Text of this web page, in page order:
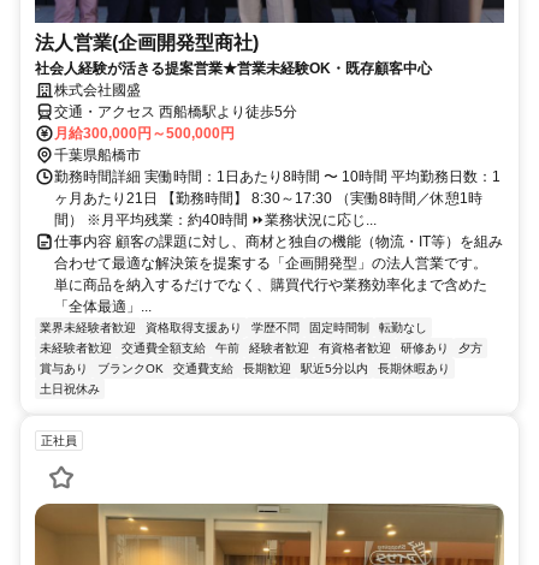
法人営業(企画開発型商社)
社会人経験が活きる提案営業★営業未経験OK・既存顧客中心
株式会社國盛
交通・アクセス 西船橋駅より徒歩5分
月給300,000円～500,000円
千葉県船橋市
勤務時間詳細 実働時間：1日あたり8時間 〜 10時間 平均勤務日数：1
ヶ月あたり21日 【勤務時間】 8:30～17:30 （実働8時間／休憩1時
間） ※月平均残業：約40時間 ⏩業務状況に応じ...
仕事内容 顧客の課題に対し、商材と独自の機能（物流・IT等）を組み
合わせて最適な解決策を提案する「企画開発型」の法人営業です。
単に商品を納入するだけでなく、購買代行や業務効率化まで含めた
「全体最適」...
業界未経験者歓迎 資格取得支援あり 学歴不問 固定時間制
転勤なし
未経験者歓迎
交通費全額支給 午前 経験者歓迎 有資格者歓迎 研修あり
夕方
賞与あり
ブランクOK 交通費支給 長期歓迎 駅近5分以内
長期休暇あり
土日祝休み
正社員